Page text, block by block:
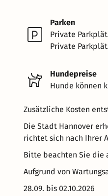
Parken
Private
Private
Hundepreise
Hunde können
Zusätzliche Kosten
Die Stadt Hannover
richtet sich nach Ihrer
Bitte beachten Sie die
Aufgrund von
28.09. bis 02.10.2026